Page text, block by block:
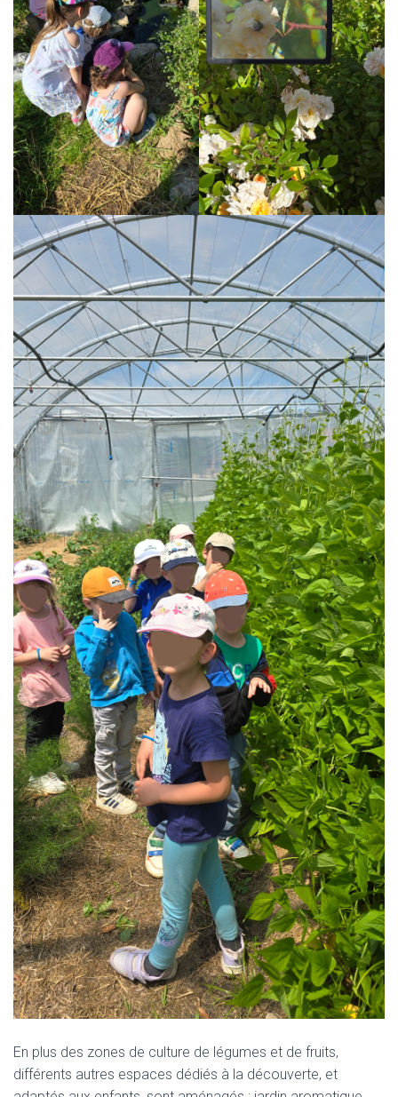
En plus des zones de culture de légumes et de fruits,
différents autres espaces dédiés à la découverte, et